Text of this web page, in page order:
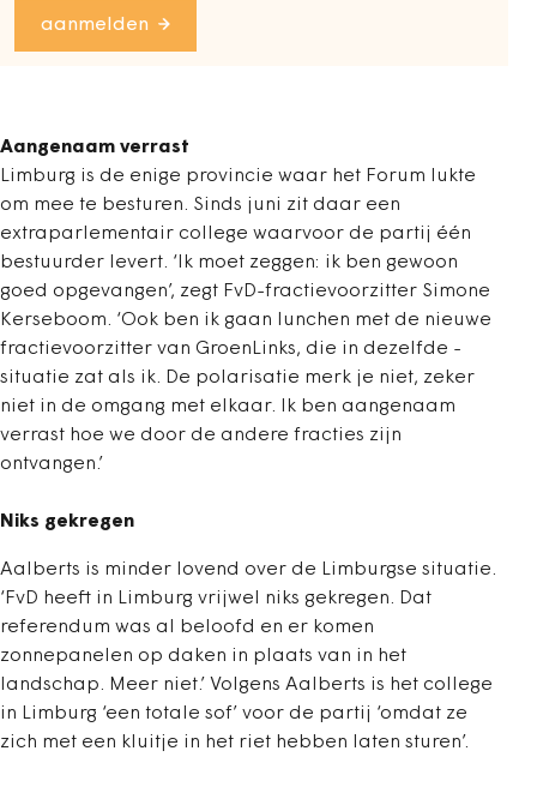
aanmelden
Aangenaam verrast
Limburg is de enige provincie waar het ­Forum lukte
om mee te besturen. Sinds juni zit daar een
extraparlementair college waarvoor de partij één
bestuurder levert. ‘Ik moet zeggen: ik ben gewoon
goed opgevangen’, zegt FvD-fractievoorzitter Simone
Kerseboom. ‘Ook ben ik gaan lunchen met de nieuwe
fractievoorzitter van GroenLinks, die in dezelfde ­
situatie zat als ik. De polarisatie merk je niet, zeker
niet in de omgang met elkaar. Ik ben aangenaam
verrast hoe we door de andere fracties zijn
ontvangen.’
Niks gekregen
Aalberts is minder lovend over de Limburgse situatie.
‘FvD heeft in Limburg vrijwel niks gekregen. Dat
referendum was al beloofd en er komen
zonnepanelen op daken in plaats van in het
landschap. Meer niet.’ Volgens Aalberts is het college
in Limburg ‘een totale sof’ voor de partij ‘omdat ze
zich met een kluitje in het riet hebben laten sturen’.